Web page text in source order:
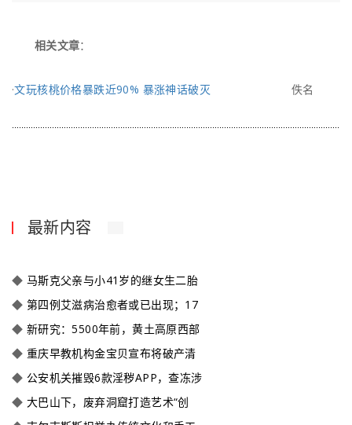
相关文章：
·文玩核桃价格暴跌近90% 暴涨神话破灭 佚名
最新内容
◆ 马斯克父亲与小41岁的继女生二胎
◆ 第四例艾滋病治愈者或已出现；17
◆ 新研究：5500年前，黄土高原西部
◆ 重庆早教机构金宝贝宣布将破产清
◆ 公安机关摧毁6款淫秽APP，查冻涉
◆ 大巴山下，废弃洞窟打造艺术“创